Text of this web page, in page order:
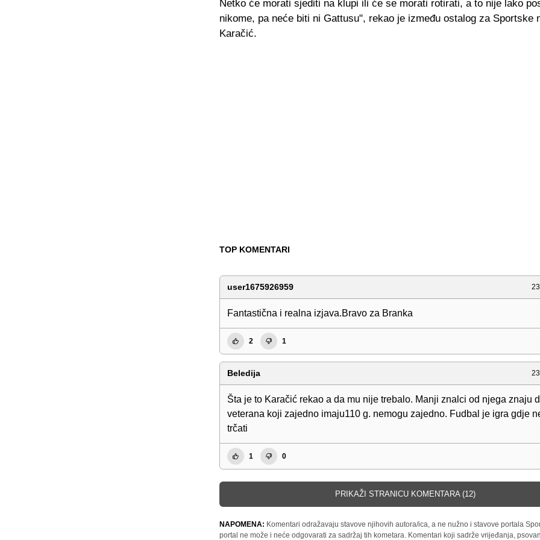
Netko će morati sjediti na klupi ili će se morati rotirati, a to nije lako
nikome, pa neće biti ni Gattusu", rekao je između ostalog za Sportske
Karačić.
TOP KOMENTARI
user1675926959
Fantastična i realna izjava.Bravo za Branka
2 1
Beledija
Šta je to Karačić rekao a da mu nije trebalo. Manji znalci od njega znaju
veterana koji zajedno imaju110 g. nemogu zajedno. Fudbal je igra gdje
trčati
1 0
PRIKAŽI STRANICU KOMENTARA (12)
NAPOMENA: Komentari odražavaju stavove njihovih autora/ica, a ne nužno i stavove portala
portal ne može i neće odgovarati za sadržaj tih kometara. Komentari koji sadrže vrijeđanja,